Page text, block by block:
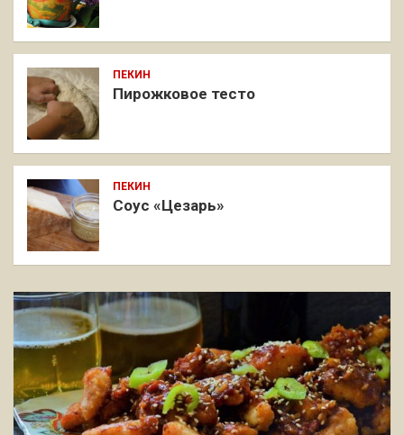
ПЕКИН
Пирожковое тесто
ПЕКИН
Соус «Цезарь»